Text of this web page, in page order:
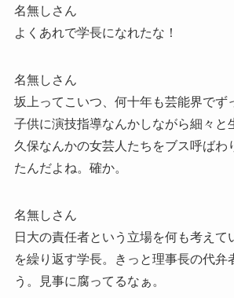
名無しさん
よくあれで学長になれたな！
名無しさん
坂上ってこいつ、何十年も芸能界でず
子供に演技指導なんかしながら細々と
久保なんかの女芸人たちをブス呼ばわ
たんだよね。確か。
名無しさん
日大の責任者という立場を何も考えて
を繰り返す学長。きっと理事長の代弁
う。見事に腐ってるなぁ。